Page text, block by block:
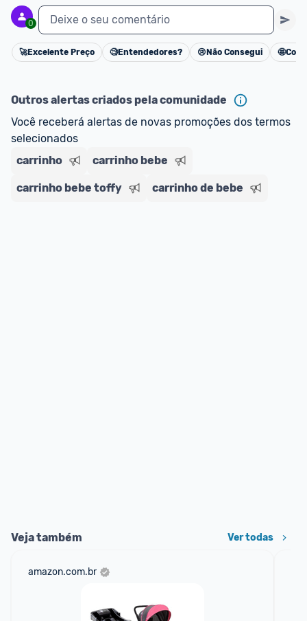
0 Deixe o seu comentário
Cancelar
🚀Excelente Preço 🧐Entendedores? 😢 Não Consegui 🤩
Outros alertas criados pela comunidade
Você receberá alertas de novas promoções dos termos
selecionados
carrinho
carrinho bebe
carrinho bebe toffy carrinho de bebe
Veja também Ver todas
amazon.com.br